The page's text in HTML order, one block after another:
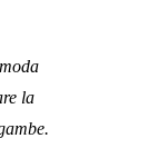
la